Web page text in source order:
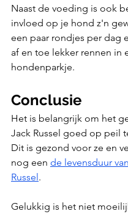
Naast de voeding is ook
invloed op je hond z'n
een paar rondjes per dag
af en toe lekker rennen in
hondenparkje.
Conclusie
Het is belangrijk om het
Jack Russel goed op peil
Dit is gezond voor ze en
nog een de levensduur
Russel.
Gelukkig is het niet